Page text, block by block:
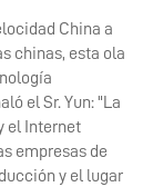
China a
chinas, esta ola
el Sr. Yun: "La
el Internet
empresas de
y el lugar